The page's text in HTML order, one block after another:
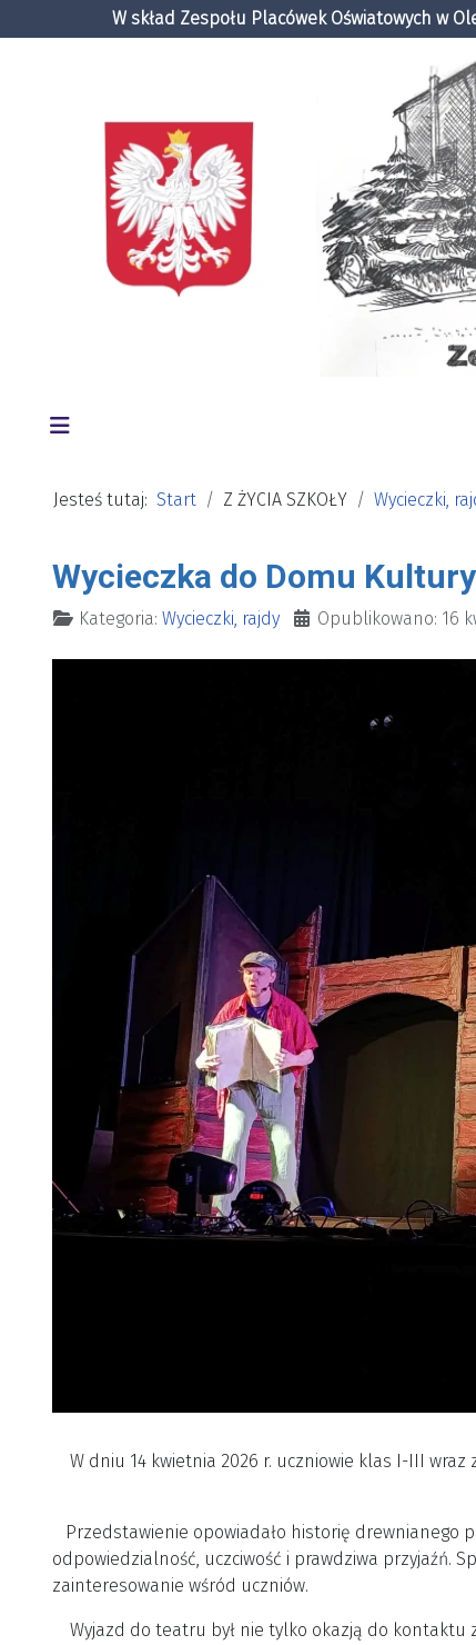
Jesteś tutaj: Start Z ŻYCIA SZKOŁY Wycieczki,
Wycieczka do Domu
Szczegóły
Kategoria: Wycieczki, rajdy Opublikowano: 16
W dniu 14 kwietnia 2026 r. uczniowie klas I-III wraz
Przedstawienie opowiadało historię drewnianego
odpowiedzialność, uczciwość i prawdziwa przyjaźń.
zainteresowanie wśród uczniów.
Wyjazd do teatru był nie tylko okazją do kontaktu
W skład Zespołu Placówek Oświatowych w